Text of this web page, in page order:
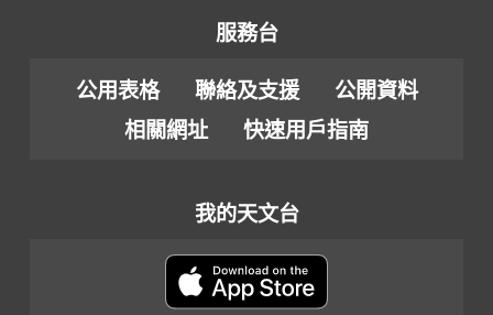
服務台
公用表格 聯絡及支援
公開資料
相關網址
快速用戶指南
我的天文台